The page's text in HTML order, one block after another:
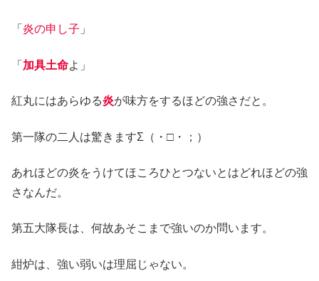
「 炎の申し子 」
「 加具土命よ」
紅丸にはあらゆる炎が味方をするほどの強さだと。
第一隊の二人は驚きますΣ（・□・；）
あれほどの炎をうけてほころひとつないとはどれほどの強
さなんだ。
第五大隊長は、何故あそこまで強いのか問います。
紺炉は、強い弱いは理屈じゃない。